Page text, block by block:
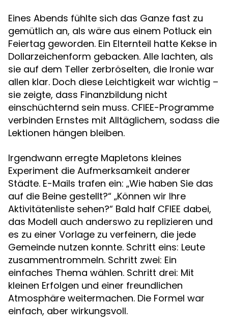
Eines Abends fühlte sich das Ganze fast zu
gemütlich an, als wäre aus einem Potluck ein
Feiertag geworden. Ein Elternteil hatte Kekse in
Dollarzeichenform gebacken. Alle lachten, als
sie auf dem Teller zerbröselten, die Ironie war
allen klar. Doch diese Leichtigkeit war wichtig –
sie zeigte, dass Finanzbildung nicht
einschüchternd sein muss. CFIEE-Programme
verbinden Ernstes mit Alltäglichem, sodass die
Lektionen hängen bleiben.
Irgendwann erregte Mapletons kleines
Experiment die Aufmerksamkeit anderer
Städte. E-Mails trafen ein: „Wie haben Sie das
auf die Beine gestellt?“ „Können wir Ihre
Aktivitätenliste sehen?“ Bald half CFIEE dabei,
das Modell auch anderswo zu replizieren und
es zu einer Vorlage zu verfeinern, die jede
Gemeinde nutzen konnte. Schritt eins: Leute
zusammentrommeln. Schritt zwei: Ein
einfaches Thema wählen. Schritt drei: Mit
kleinen Erfolgen und einer freundlichen
Atmosphäre weitermachen. Die Formel war
einfach, aber wirkungsvoll.